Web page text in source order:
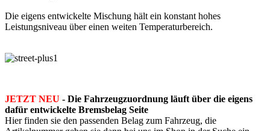
Die eigens entwickelte Mischung hält ein konstant hohes
Leistungsniveau über einen weiten Temperaturbereich.
JETZT NEU - Die Fahrzeugzuordnung läuft über die eigens
dafür entwickelte Bremsbelag Seite
Hier finden sie den passenden Belag zum Fahrzeug, die